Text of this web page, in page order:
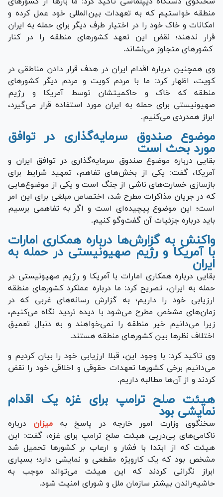
منطقه خواستیم که به تعهدات بین‌المللی خود عمل کرده و
امکانات و خاک خود را در اختیار طرف دیگر برای حمله به ایران
قرار ندهند؛ نقض این تعهد کشورهای منطقه را در کنار
کشورهای متجاوز می‌نشاند.
وی همچنین درباره اقدام ایران در هدف قرار دادن مناطقی در
کویت، اظهار کرد: ما با مردم کویت و مردم دیگر کشور‌های
منطقه که خاک و حاکمیتشان توسط آمریکا و رژیم
صهیونیستی برای حمله به ایران مورد استفاده قرار می‌گیرد،
ابراز همدردی می‌کنیم.
موضوع صندوق سرمایه‌گذاری در توافق
مورد بحث است
بقایی درباره موضوع صندوق سرمایه‌گذاری در توافق ایران و
آمریکا، گفت: یکی از بخش‌های تفاهم، تمهید شرایط برای
بازسازی خسارت‌های ناشی از جنگ است و یکی از موضوع‌هایی
که در جریان مذاکرات مطرح شد، اختصاص مبلغی برای این امر
است؛ این موضوع پیچیده‌ای است و اگر به تفاهمی برسیم
باید درباره جزئیات آن گفت‌وگو کنیم.
واکنش به گزارش‌ها درباره همکاری امارات
با آمریکا و رژیم صهیونیستی در حمله به
ایران
بقایی درباره همکاری امارات با آمریکا و رژیم صهیونیستی در
حمله به ایران، تصریح کرد: ما درباره عملکرد کشور‌های منطقه
ارزیابی خود را داریم؛ به گزارش رسانه‌های غربی که در
زمان‌های مشخص مطرح می‌شود با دیده تردید نگاه می‌کنیم،
زیرا می‌دانیم خیر منطقه را نمی‌خواهند و به دنبال تعمیق
اختلاف نظر‌ها بین کشور‌های منطقه هستند.
وی تاکید کرد: با وجود این، قبلا ارزیابی خود را بیان کردیم و
می‌دانیم برخی کشور‌ها تعهدات حقوقی و اخلاقی خود را نقض
کردند و از آن‌ها مطالبه داریم.
هیئت صلح ترامپ برای غزه یک اقدام
نمایشی بود
سخنگوی وزارت امور خارجه در پاسخ به میزان درباره
ناکامی‌های پی‌در‌پی هیئت صلح ترامپ برای غزه، گفت: این
هیئت که از ابتدا با فشار و ارعاب بر کشورها تحمیل شد
مشخص بود که یک کارویژه مقطعی و نمایشی دارد؛ بسیاری
ابراز نگرانی کردند که این هیئت می‌تواند موجب به
حاشیه‌راندن بیشتر سازمان ملل و شورای امنیت شود.